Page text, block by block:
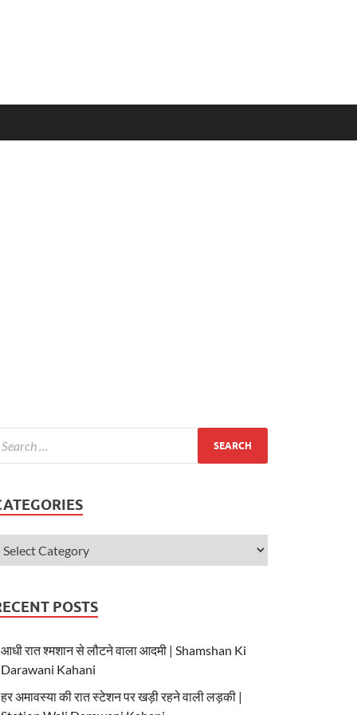
POSTS
आधी रात श्मशान से लौटने वाला आदमी | Shamshan Ki
Darawani Kahani
हर अमावस्या की रात स्टेशन पर खड़ी रहने वाली लड़की |